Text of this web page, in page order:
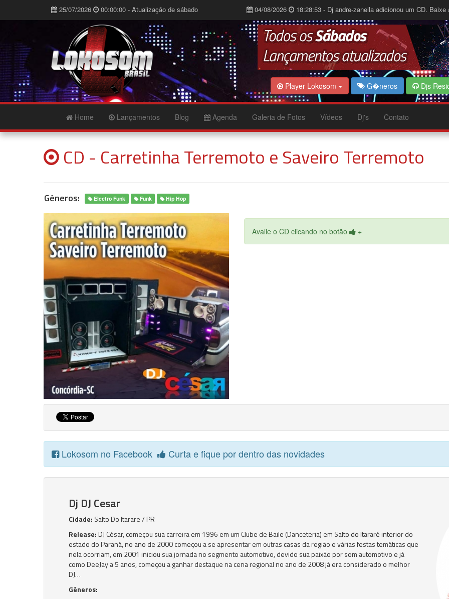
25/07/2026 00:00:00 - Atualização de sábado 04/08/2026 18:28:53 - Dj andre-zanella adicionou um CD. Baixe
Player Lokosom G�neros Djs
Home Lançamentos Blog Agenda Galeria de Fotos Vídeos Dj's Contato
CD - Carretinha Terremoto e Saveiro Terremoto
Gêneros: Electro Funk Funk Hip Hop
Avalie o CD clicando no botão +
Lokosom no Facebook Curta e fique por dentro das novidades
Dj DJ Cesar
Cidade: Salto Do Itarare / PR
Release:DJ César, começou sua carreira em 1996 em um Clube de Baile (Danceteria) em Salto do Itararé interior do
estado do Paraná, no ano de 2000 começou a se apresentar em outras casas da região e várias festas temáticas que
nela ocorriam, em 2001 iniciou sua jornada no segmento automotivo, devido sua paixão por som automotivo e já
como DeeJay a 5 anos, começou a ganhar destaque na cena regional no ano de 2008 já era considerado o melhor
DJ…
Gêneros: